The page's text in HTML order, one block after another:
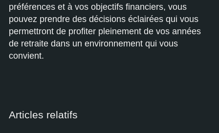
préférences et à vos objectifs financiers, vous
pouvez prendre des décisions éclairées qui vous
permettront de profiter pleinement de vos années
de retraite dans un environnement qui vous
convient.
Articles relatifs